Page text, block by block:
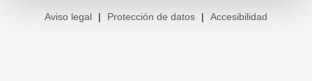
Aviso legal | Protección de datos | Accesibilidad